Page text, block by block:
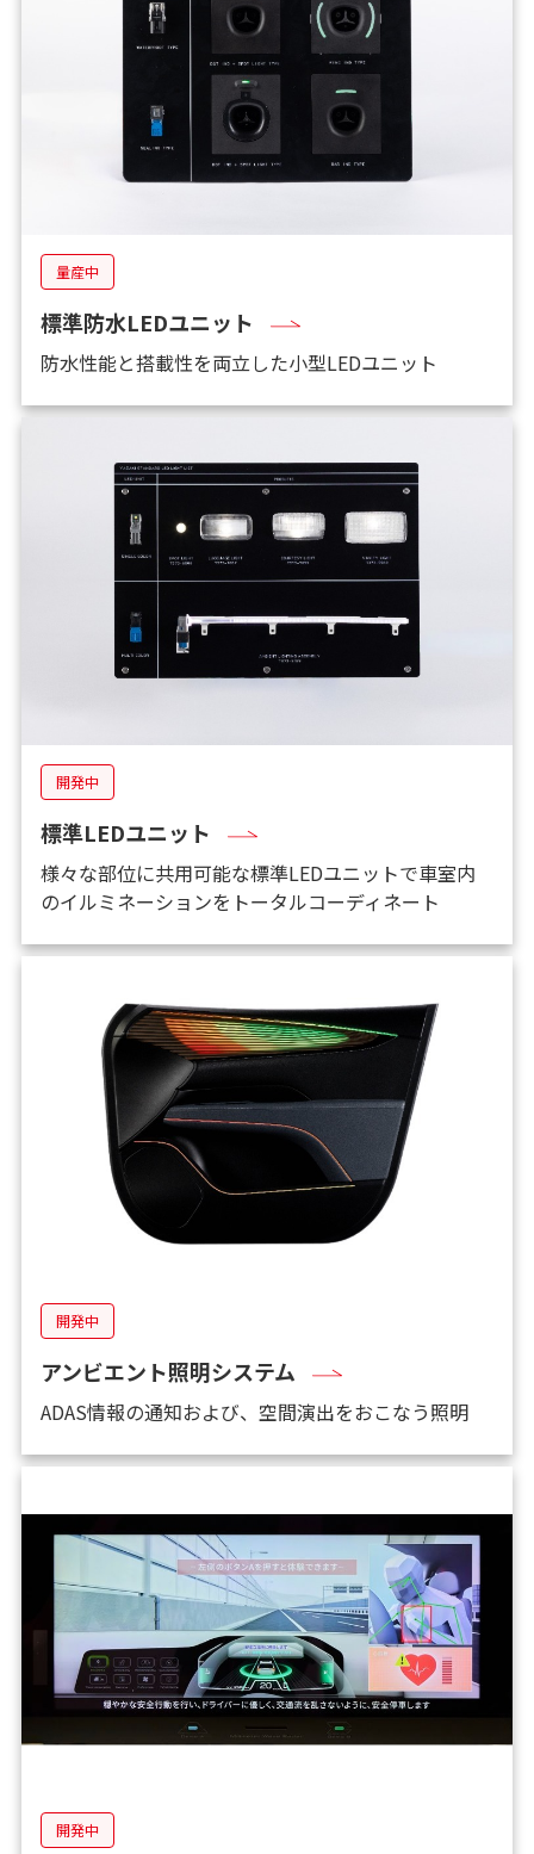
量産中
標準防水LEDユニット
防水性能と搭載性を両立した小型LEDユニット
開発中
標準LEDユニット
様々な部位に共用可能な標準LEDユニットで車室内
のイルミネーションをトータルコーディネート
開発中
アンビエント照明システム
ADAS情報の通知および、空間演出をおこなう照明
開発中